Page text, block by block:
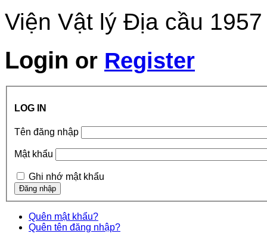
Viện Vật lý Địa cầu
Login or Register
LOG IN
Tên đăng nhập
Mật khẩu
Ghi nhớ mật khẩu
Quên mật khẩu?
Quên tên đăng nhập?